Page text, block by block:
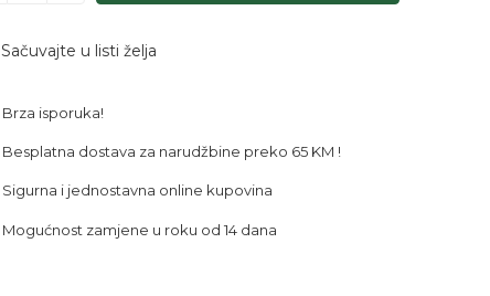
Sačuvajte u listi želja
Brza isporuka!
Besplatna dostava za narudžbine preko 65 KM !
Sigurna i jednostavna online kupovina
Mogućnost zamjene u roku od 14 dana